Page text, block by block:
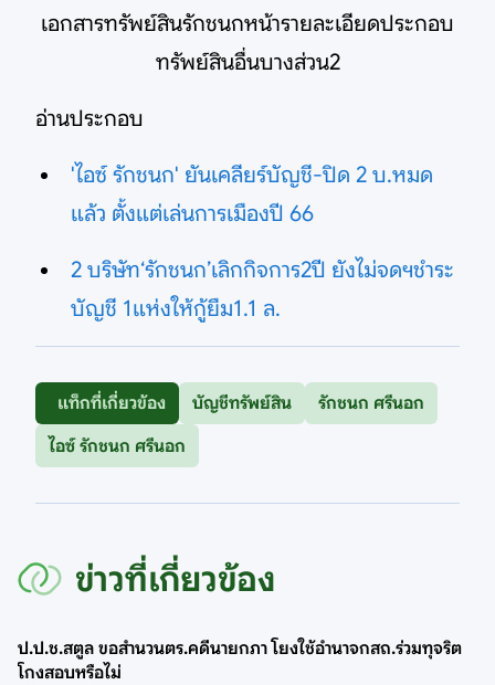
เอกสารทรัพย์สินรักชนกหน้ารายละเอียดประกอบ
ทรัพย์สินอื่นบางส่วน2
อ่านประกอบ
'ไอซ์ รักชนก' ยันเคลียร์บัญชี-ปิด 2 บ.หมด
แล้ว ตั้งแต่เล่นการเมืองปี 66
2 บริษัท‘รักชนก’เลิกกิจการ2ปี ยังไม่จดฯชำระ
บัญชี 1แห่งให้กู้ยืม1.1 ล.
แท็กที่เกี่ยวข้อง บัญชีทรัพย์สิน
รักชนก ศรีนอก
ไอซ์ รักชนก ศรีนอก
ข่าวที่เกี่ยวข้อง
ป.ป.ช.สตูล ขอสำนวนตร.คดีนายกภา โยงใช้อำนาจกสถ.ร่วมทุจริต
โกงสอบหรือไม่